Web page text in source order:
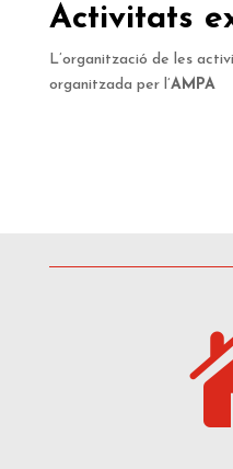
Activitats
L’organització de les
organitzada per l’AMPA